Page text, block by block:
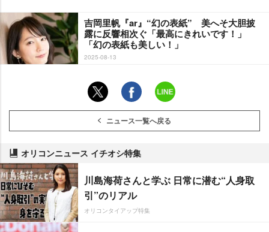
吉岡里帆『ar』“幻の表紙” 美へそ大胆披
露に反響相次ぐ「最高にきれいです！」
「幻の表紙も美しい！」
2025-08-13
ニュース一覧へ戻る
オリコンニュース イチオシ特集
川島海荷さんと学ぶ 日常に潜む“人身取
引”のリアル
オリコンタイアップ特集